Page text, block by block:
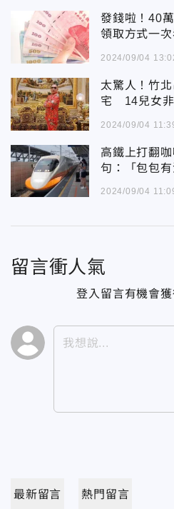
發錢啦！40
領取方式一次
2024/09/04
太驚人！竹
宅 14兒女非
2024/09/04
高鐵上打翻
句：「包包
2024/09/04
留言衝人氣
登入留言有機會獲
最新留言 熱門留言